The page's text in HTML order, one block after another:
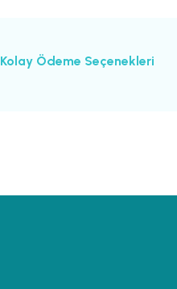
Kolay Ödeme Seçenekleri